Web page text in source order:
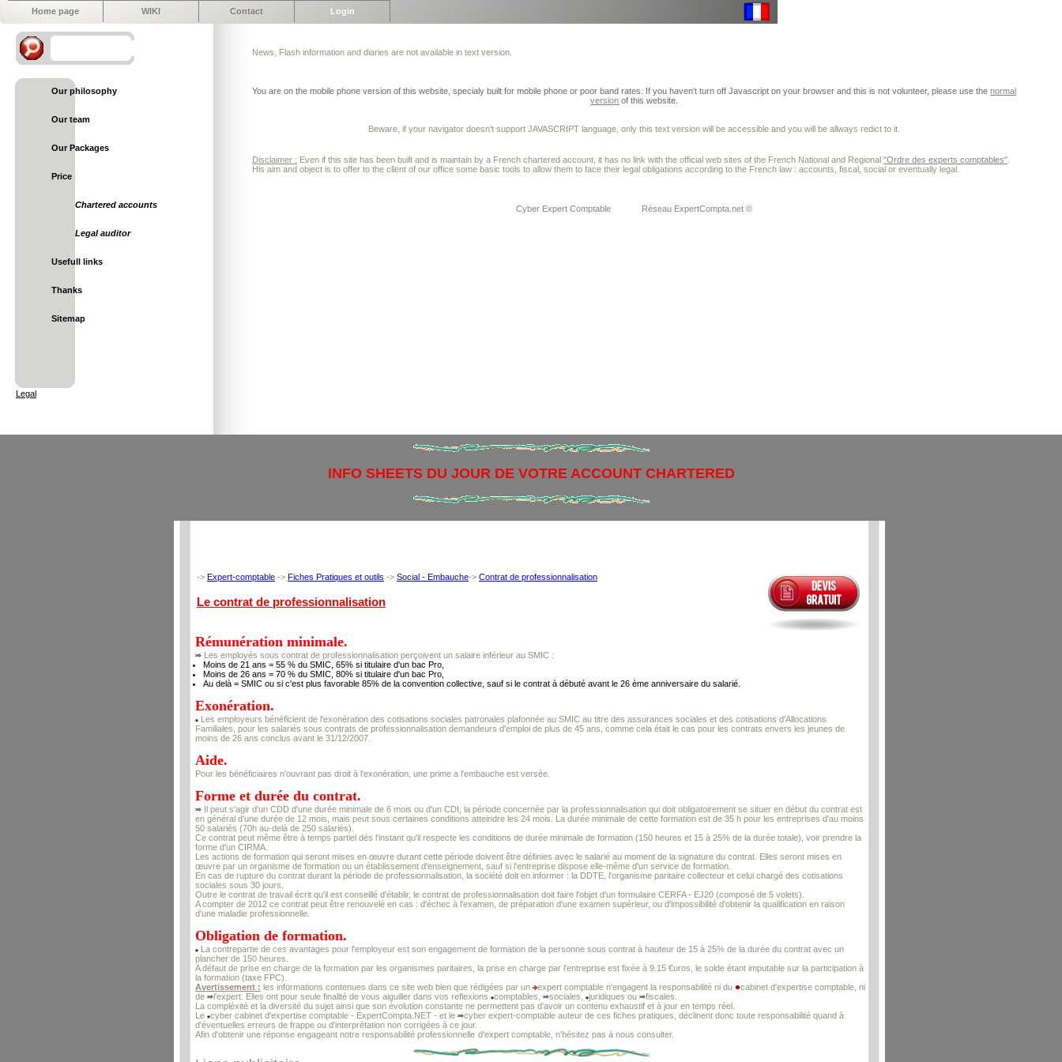
Home page WIKI Contact Login
Our philosophy
Our team
Our Packages
Price
Chartered accounts
Legal auditor
Usefull links
Thanks
Sitemap
Legal
News, Flash information and diaries are not available in text version.
You are on the mobile phone version of this website, specialy built for mobile phone or poor band rates. If you haven't turn off Javascript on your browser and this is not volunteer, please use thenormal
version of this website.
Beware, if your navigator doesn't support JAVASCRIPT language, only this text version will be accessible and you will be allways redict to it.
Disclaimer : Even if this site has been built and is maintain by a French chartered account, it has no link with the official web sites of the French National and Regional "Ordre des experts comptables"
His aim and object is to offer to the client of our office some basic tools to allow them to face their legal obligations according to the French law : accounts, fiscal, social or eventually legal.
Cyber Expert Comptable Réseau ExpertCompta.net ©
INFO SHEETS DU JOUR DE VOTRE ACCOUNT CHARTERED
-> Expert-comptable -> Fiches Pratiques et outils -> Social - Embauche-> Contrat de professionnalisation
Le contrat de professionnalisation
Rémunération minimale.
Les employés sous contrat de professionnalisation perçoivent un salaire inférieur au SMIC :
Moins de 21 ans = 55 % du SMIC, 65% si titulaire d'un bac Pro,
Moins de 26 ans = 70 % du SMIC, 80% si titulaire d'un bac Pro,
Au delà = SMIC ou si c'est plus favorable 85% de la convention collective, sauf si le contrat à débuté avant le 26 ème anniversaire du salarié.
Exonération.
Les employeurs bénéficient de l'exonération des cotisations sociales patronales plafonnée au SMIC au titre des assurances sociales et des cotisations d'Allocations
Familiales, pour les salariés sous contrats de professionnalisation demandeurs d'emploi de plus de 45 ans, comme cela était le cas pour les contrats envers les jeunes de
moins de 26 ans conclus avant le 31/12/2007.
Aide.
Pour les bénéficiaires n'ouvrant pas droit à l'exonération, une prime a l'embauche est versée.
Forme et durée du contrat.
Il peut s'agir d'un CDD d'une durée minimale de 6 mois ou d'un CDI, la période concernée par la professionnalisation qui doit obligatoirement se situer en début du contrat est
en général d'une durée de 12 mois, mais peut sous certaines conditions atteindre les 24 mois. La durée minimale de cette formation est de 35 h pour les entreprises d'au moins
50 salariés (70h au-delà de 250 salariés).
Ce contrat peut même être à temps partiel dés l'instant qu'il respecte les conditions de durée minimale de formation (150 heures et 15 à 25% de la durée totale), voir prendre la
forme d'un CIRMA.
Les actions de formation qui seront mises en œuvre durant cette période doivent être définies avec le salarié au moment de la signature du contrat. Elles seront mises en
œuvre par un organisme de formation ou un établissement d'enseignement, sauf si l'entreprise dispose elle-même d'un service de formation.
En cas de rupture du contrat durant la période de professionnalisation, la société doit en informer : la DDTE, l'organisme paritaire collecteur et celui chargé des cotisations
sociales sous 30 jours.
Outre le contrat de travail écrit qu'il est conseillé d'établir, le contrat de professionnalisation doit faire l'objet d'un formulaire CERFA - EJ20 (composé de 5 volets).
A compter de 2012 ce contrat peut être renouvelé en cas : d'échec à l'examen, de préparation d'une examen supérieur, ou d'impossibilité d'obtenir la qualification en raison
d'une maladie professionnelle.
Obligation de formation.
La contrepartie de ces avantages pour l'employeur est son engagement de formation de la personne sous contrat à hauteur de 15 à 25% de la durée du contrat avec un
plancher de 150 heures.
A défaut de prise en charge de la formation par les organismes paritaires, la prise en charge par l'entreprise est fixée à 9.15 €uros, le solde étant imputable sur la participation à
la formation (taxe FPC).
Avertissement : les informations contenues dans ce site web bien que rédigées par un expert comptable n'engagent la responsabilité ni du
cabinet d'expertise comptable, ni
de
l'expert. Elles ont pour seule finalité de vous aiguiller dans vos reflexions comptables, sociales, juridiques ou
fiscales.
La compléxité et la diversité du sujet ainsi que son évolution constante ne permettent pas d'avoir un contenu exhaustif et à jour en temps réel.
Le cyber cabinet d'expertise comptable - ExpertCompta.NET - et le
cyber expert-comptable auteur de ces fiches pratiques, déclinent donc toute responsabilité quand à
d'éventuelles erreurs de frappe ou d'interprétation non corrigées à ce jour.
Afin d'obtenir une réponse engageant notre responsabilité professionnelle d'expert comptable, n'hésitez pas à nous consulter.